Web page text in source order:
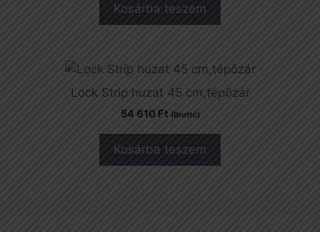
Kosárba teszem
Lock Strip huzat 45 cm,tépőzár
54 610 Ft (Bruttó)
Kosárba teszem